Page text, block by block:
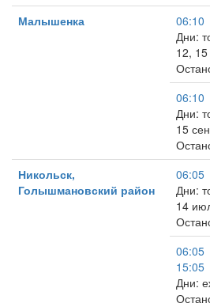
Малышенка
06:10
Дни:
12,
06:10
Дни:
15 сен
Никольск,
Голышмановский район
06:05
Дни:
14
06:05
15:05
Дни: